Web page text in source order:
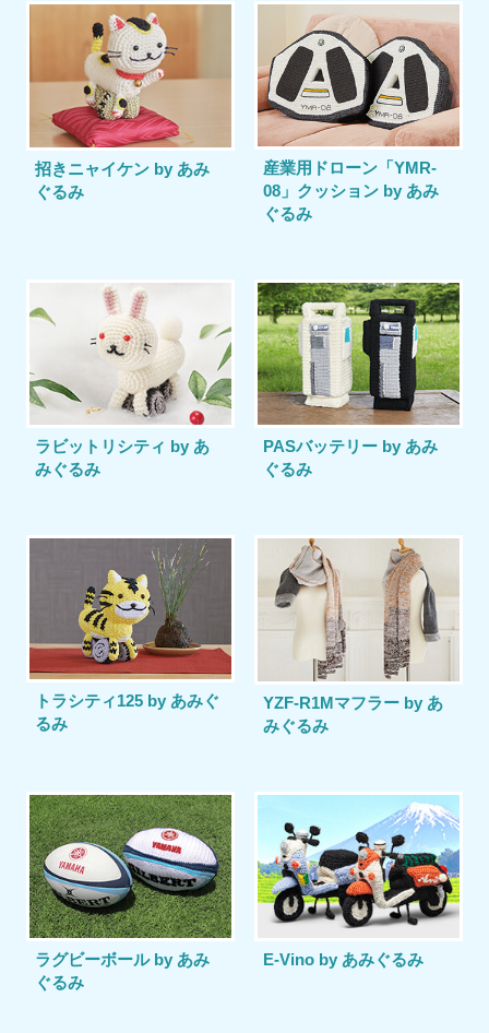
招きニャイケン by あみ
ぐるみ
産業用ドローン「YMR-
08」クッション by あみ
ぐるみ
ラビットリシティ by あ
みぐるみ
PASバッテリー by あみ
ぐるみ
トラシティ125 by あみぐ
るみ
YZF-R1Mマフラー by あ
みぐるみ
ラグビーボール by あみ
ぐるみ
E-Vino by あみぐるみ